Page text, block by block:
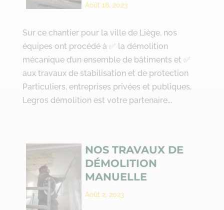
Août 18, 2023
Sur ce chantier pour la ville de Liège, nos
équipes ont procédé à ✅ la démolition
mécanique d’un ensemble de bâtiments et ✅
aux travaux de stabilisation et de protection
Particuliers, entreprises privées et publiques,
Legros démolition est votre partenaire...
NOS TRAVAUX DE
DÉMOLITION
MANUELLE
Août 2, 2023